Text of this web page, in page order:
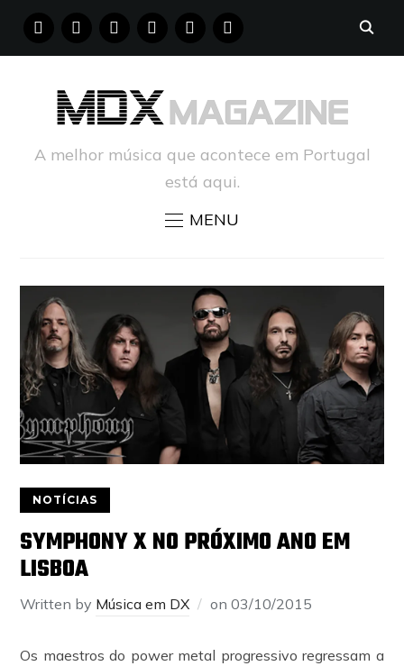
FACEBOOKINSTAGRAM
YOUTUBE PINTERESTTUMBLR
A melhor música que acontece em Portugal
está aqui.
MENU
NOTÍCIAS
SYMPHONY X NO PRÓXIMO ANO EM
LISBOA
Written by Música em DX on03/10/2015
Os maestros do power metal progressivo regressam a